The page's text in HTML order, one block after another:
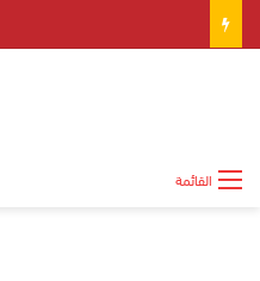
القائمة